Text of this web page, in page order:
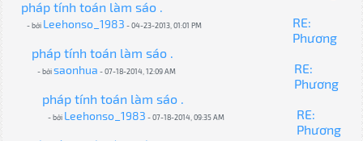
pháp tính toán làm sáo .
- bởi Leehonso_1983 - 04-23-2013, 01:01 PM
RE:
Phương
pháp tính toán làm sáo .
- bởisaonhua - 07-18-2014, 12:09 AM
RE:
Phương
pháp tính toán làm sáo .
- bởi Leehonso_1983 - 07-18-2014, 09:35 AM
RE:
Phương